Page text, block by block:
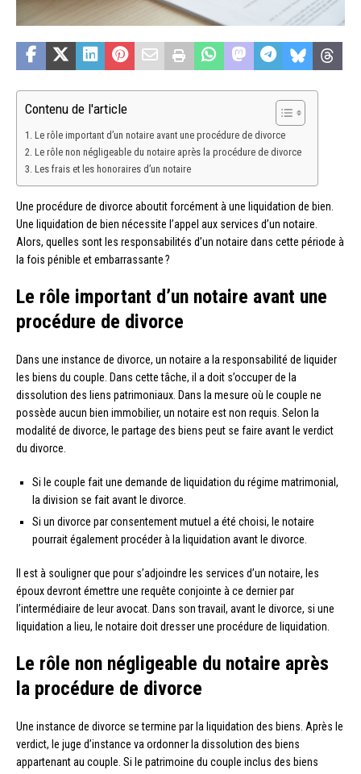
Contenu de l'article
Le rôle important d’un notaire avant une procédure de divorce
Le rôle non négligeable du notaire après la procédure de divorce
Les frais et les honoraires d’un notaire
Une procédure de divorce aboutit forcément à une liquidation de bien.
Une liquidation de bien nécessite l’appel aux services d’un notaire.
Alors, quelles sont les responsabilités d’un notaire dans cette période à
la fois pénible et embarrassante ?
Le rôle important d’un notaire avant une
procédure de divorce
Dans une instance de divorce, un notaire a la responsabilité de liquider
les biens du couple. Dans cette tâche, il a doit s’occuper de la
dissolution des liens patrimoniaux. Dans la mesure où le couple ne
possède aucun bien immobilier, un notaire est non requis. Selon la
modalité de divorce, le partage des biens peut se faire avant le verdict
du divorce.
Si le couple fait une demande de liquidation du régime matrimonial,
la division se fait avant le divorce.
Si un divorce par consentement mutuel a été choisi, le notaire
pourrait également procéder à la liquidation avant le divorce.
Il est à souligner que pour s’adjoindre les services d’un notaire, les
époux devront émettre une requête conjointe à ce dernier par
l’intermédiaire de leur avocat. Dans son travail, avant le divorce, si une
liquidation a lieu, le notaire doit dresser une procédure de liquidation.
Le rôle non négligeable du notaire après
la procédure de divorce
Une instance de divorce se termine par la liquidation des biens. Après le
verdict, le juge d’instance va ordonner la dissolution des biens
appartenant au couple. Si le patrimoine du couple inclus des biens